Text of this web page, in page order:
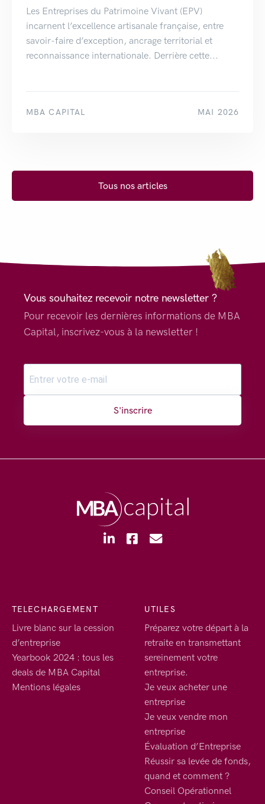
Les Entreprises du Patrimoine Vivant (EPV)
incarnent l’excellence artisanale française, entre
savoir-faire d’exception, ancrage territorial et
reconnaissance internationale. Derrière cette...
MBA CAPITAL MAI 2026
Tous nos articles
Vous souhaitez recevoir notre newsletter ?
Pour recevoir les dernières informations de MBA
Capital, inscrivez-vous à la newsletter !
S'inscrire
TELECHARGEMENT
Livre blanc sur la cession
d’entreprise
Yearbook 2024 : tous les
deals de MBA Capital
Mentions légales
UTILES
Préparez votre départ à la
retraite en transmettant
sereinement votre
entreprise.
Je veux acheter une
entreprise
Je veux vendre mon
entreprise
Évaluation d’Entreprise
Réussir sa levée de fonds,
quand et comment ?
Conseil Opérationnel